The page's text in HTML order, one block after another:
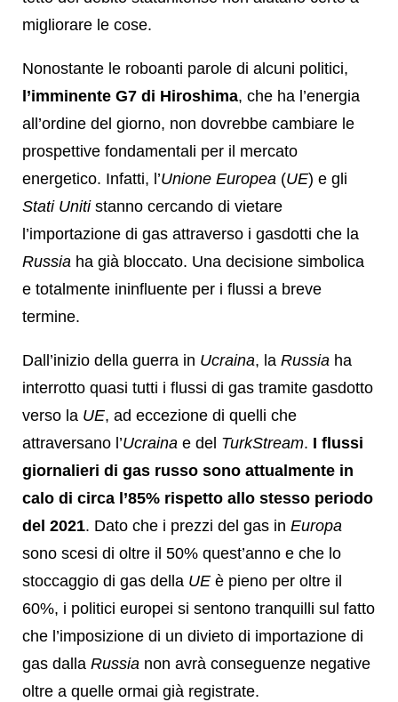
migliorare le cose.
Nonostante le roboanti parole di alcuni politici,
l’imminente G7 di Hiroshima, che ha l’energia
all’ordine del giorno, non dovrebbe cambiare le
prospettive fondamentali per il mercato
energetico. Infatti, l’Unione Europea (UE) e gli
Stati Unitistanno cercando di vietare
l’importazione di gas attraverso i gasdotti che la
Russia ha già bloccato. Una decisione simbolica
e totalmente ininfluente per i flussi a breve
termine.
Dall’inizio della guerra in Ucraina, la Russia ha
interrotto quasi tutti i flussi di gas tramite gasdotto
verso la UE, ad eccezione di quelli che
attraversano l’Ucraina e del TurkStream. I flussi
giornalieri di gas russo sono attualmente in
calo di circa l’85% rispetto allo stesso periodo
del 2021. Dato che i prezzi del gas in Europa
sono scesi di oltre il 50% quest’anno e che lo
stoccaggio di gas della UE è pieno per oltre il
60%, i politici europei si sentono tranquilli sul fatto
che l’imposizione di un divieto di importazione di
gas dalla Russia non avrà conseguenze negative
oltre a quelle ormai già registrate.